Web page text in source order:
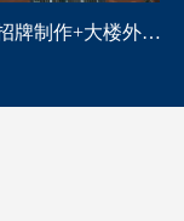
学校名称招牌制作+大楼外墙字制作